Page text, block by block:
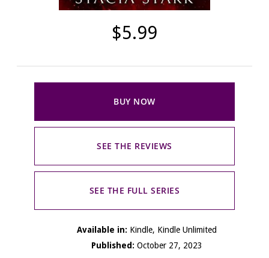
$5.99
BUY NOW
SEE THE REVIEWS
SEE THE FULL SERIES
Available in: Kindle, Kindle Unlimited
Published: October 27, 2023